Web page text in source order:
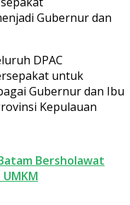
Gubernur dan
DPAC
untuk
Gubernur dan Ibu
Kepulauan
Bersholawat